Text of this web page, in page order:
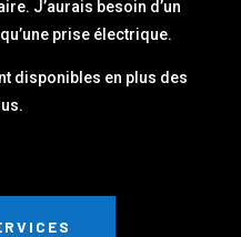
J’aurais besoin d’un
prise électrique.
disponibles en plus des